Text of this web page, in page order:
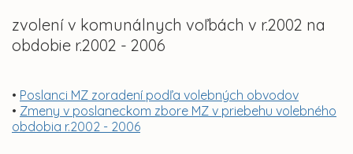
zvolení v komunálnych voľbách v r.2002 na
obdobie r.2002 - 2006
• Poslanci MZ zoradení podľa volebných obvodov
• Zmeny v poslaneckom zbore MZ v priebehu volebného
obdobia r.2002 - 2006